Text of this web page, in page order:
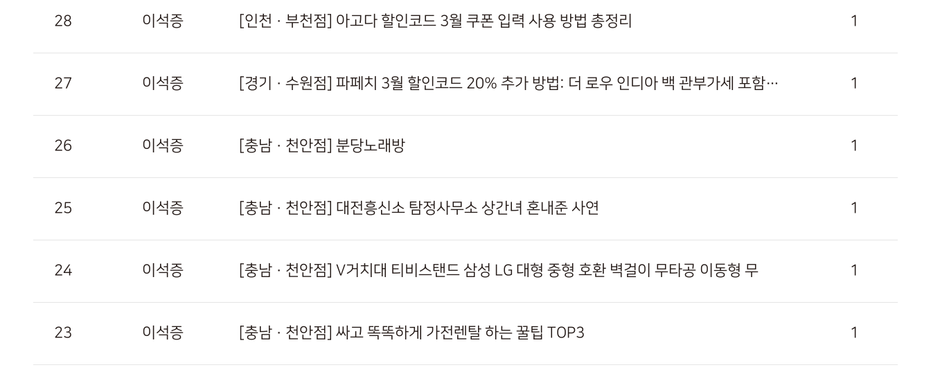
28 이석증 [인천 · 부천점] 아고다 할인코드 3월 쿠폰 입력 사용 방법 총정리 1
27 이석증 [경기 · 수원점] 파페치 3월 할인코드 20% 추가 방법: 더 로우 인디아 백 관부가세 포함가 정리 1
26 이석증 [충남 · 천안점] 분당노래방 1
25 이석증 [충남 · 천안점] 대전흥신소 탐정사무소 상간녀 혼내준 사연 1
24 이석증 [충남 · 천안점] V거치대 티비스탠드 삼성 LG 대형 중형 호환 벽걸이 무타공 이동형 무 1
23 이석증 [충남 · 천안점] 싸고 똑똑하게 가전렌탈 하는 꿀팁 TOP3 1